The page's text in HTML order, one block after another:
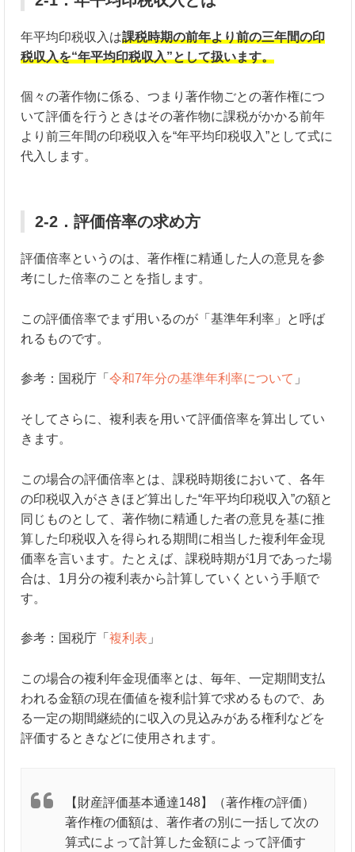
年平均印税収入は課税時期の前年より前の三年間の印
税収入を“年平均印税収入”として扱います。
個々の著作物に係る、つまり著作物ごとの著作権につ
いて評価を行うときはその著作物に課税がかかる前年
より前三年間の印税収入を“年平均印税収入”として式に
代入します。
2-2．評価倍率の求め方
評価倍率というのは、著作権に精通した人の意見を参
考にした倍率のことを指します。
この評価倍率でまず用いるのが「基準年利率」と呼ば
れるものです。
参考：国税庁「 令和7年分の基準年利率について 」
そしてさらに、複利表を用いて評価倍率を算出してい
きます。
この場合の評価倍率とは、課税時期後において、各年
の印税収入がさきほど算出した“年平均印税収入”の額と
同じものとして、著作物に精通した者の意見を基に推
算した印税収入を得られる期間に相当した複利年金現
価率を言います。たとえば、課税時期が1月であった場
合は、1月分の複利表から計算していくという手順で
す。
参考：国税庁「 複利表 」
この場合の複利年金現価率とは、毎年、一定期間支払
われる金額の現在価値を複利計算で求めるもので、あ
る一定の期間継続的に収入の見込みがある権利などを
評価するときなどに使用されます。
【財産評価基本通達148】（著作権の評価）
著作権の価額は、著作者の別に一括して次の
算式によって計算した金額によって評価す